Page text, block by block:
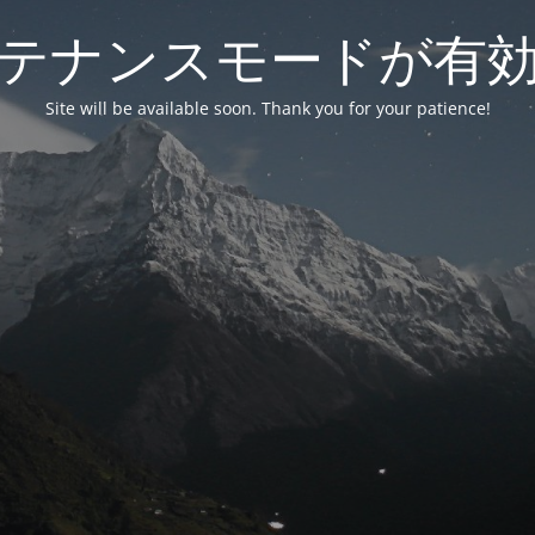
ナンスモードが有
Site will be available soon. Thank you for your patience!